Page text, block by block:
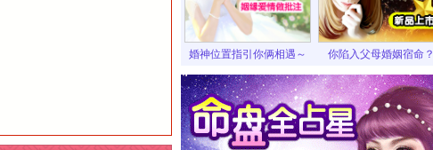
婚神位置指引你俩相遇～ 你陷入父母婚姻宿命？